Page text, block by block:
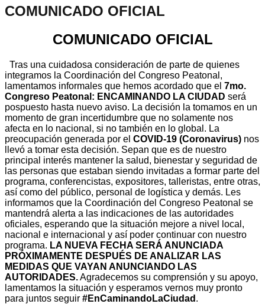
COMUNICADO OFICIAL
COMUNICADO OFICIAL
Tras una cuidadosa consideración de parte de quienes
integramos la Coordinación del Congreso Peatonal,
lamentamos informales que hemos acordado que el 7mo.
Congreso Peatonal: ENCAMINANDO LA CIUDAD será
pospuesto hasta nuevo aviso. La decisión la tomamos en un
momento de gran incertidumbre que no solamente nos
afecta en lo nacional, si no también en lo global. La
preocupación generada por el COVID-19 (Coronavirus) nos
llevó a tomar esta decisión. Sepan que es de nuestro
principal interés mantener la salud, bienestar y seguridad de
las personas que estaban siendo invitadas a formar parte del
programa, conferencistas, expositores, talleristas, entre otras,
así como del público, personal de logística y demás. Les
informamos que la Coordinación del Congreso Peatonal se
mantendrá alerta a las indicaciones de las autoridades
oficiales, esperando que la situación mejore a nivel local,
nacional e internacional y así poder continuar con nuestro
programa. LA NUEVA FECHA SERÁ ANUNCIADA
PRÓXIMAMENTE DESPUÉS DE ANALIZAR LAS
MEDIDAS QUE VAYAN ANUNCIANDO LAS
AUTORIDADES.Agradecemos su comprensión y su apoyo,
lamentamos la situación y esperamos vernos muy pronto
para juntos seguir #EnCaminandoLaCiudad .